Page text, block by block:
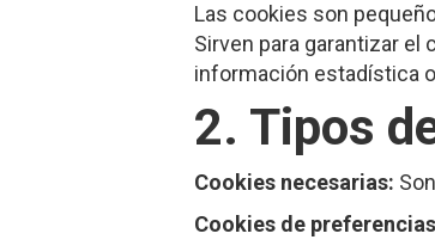
Las cookies son
Sirven para garantizar
información estadística
2. Tipos
Cookies necesarias:
Cookies de